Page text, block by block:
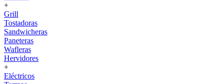
+
Grill
Tostadoras
Sandwicheras
Paneteras
Wafleras
Hervidores
+
Eléctricos